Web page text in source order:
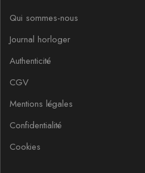
Qui sommes-nous
Journal horloger
Authenticité
CGV
Mentions légales
Confidentialité
Cookies